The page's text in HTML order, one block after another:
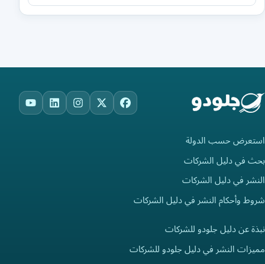
Facebook
X
Instagram
LinkedIn
استعرض حسب الدولة
بحث في دليل الشركات
النشر في دليل الشركات
شروط وأحكام النشر في دليل الشركات
نبذة عن دليل جلودو للشركات
مميزات النشر في دليل جلودو للشركات